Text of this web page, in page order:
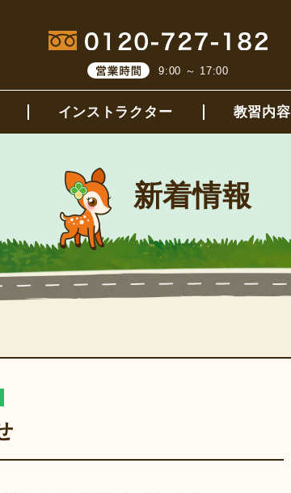
9:00 ～ 17:00
インストラクター 教習内容
新着情報